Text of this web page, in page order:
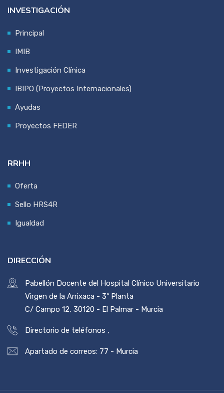
INVESTIGACIÓN
Principal
IMIB
Investigación Clínica
IBIPO (Proyectos Internacionales)
Ayudas
Proyectos FEDER
RRHH
Oferta
Sello HRS4R
Igualdad
DIRECCIÓN
Pabellón Docente del Hospital Clínico Universitario
Virgen de la Arrixaca - 3ª Planta
C/ Campo 12, 30120 - El Palmar - Murcia
Directorio de teléfonos ,
Apartado de correos: 77 - Murcia